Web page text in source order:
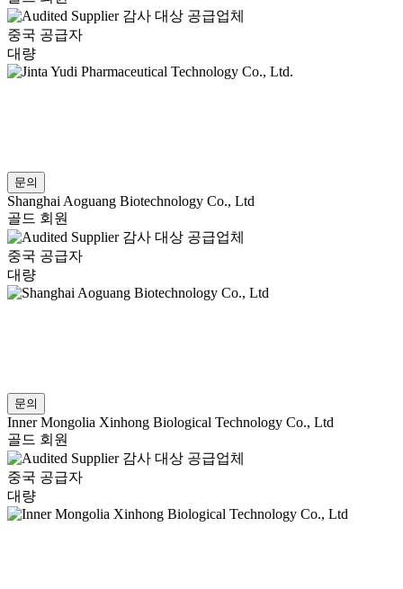
감사 대상 공급업체
중국 공급자
대량
문의
Shanghai Aoguang Biotechnology Co., Ltd
골드 회원
감사 대상 공급업체
중국 공급자
대량
문의
Inner Mongolia Xinhong Biological Technology Co., Ltd
골드 회원
감사 대상 공급업체
중국 공급자
대량